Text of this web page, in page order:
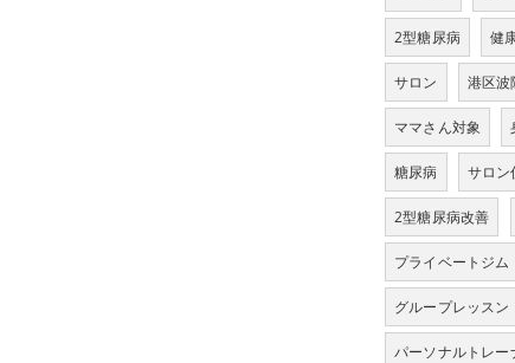
2型糖尿病 健
サロン 港区波
ママさん対象
糖尿病 サロン
2型糖尿病改善
プライベートジム
グループレッスン
パーソナルトレー